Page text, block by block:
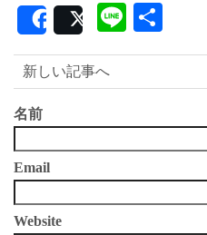
SharePost Line
有
新しい記事へ
名前
Email
Website